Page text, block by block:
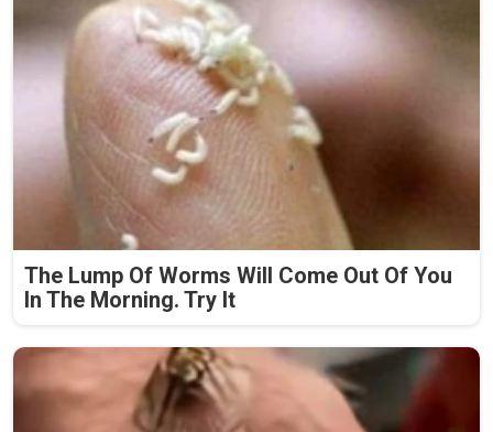
The Lump Of Worms Will Come Out Of You
In The Morning. Try It